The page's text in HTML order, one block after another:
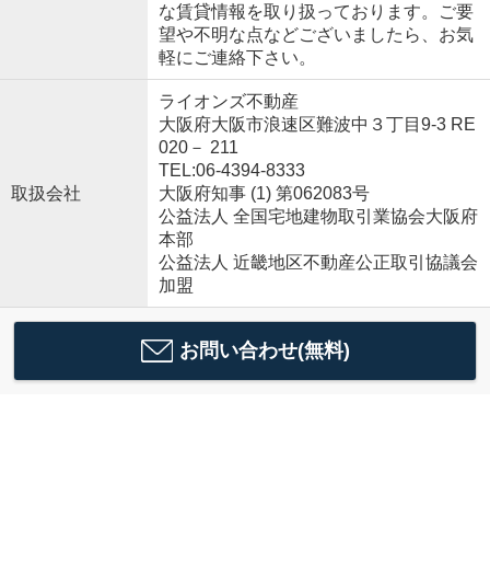
な賃貸情報を取り扱っております。ご要
望や不明な点などございましたら、お気
軽にご連絡下さい。
取扱会社
ライオンズ不動産
大阪府大阪市浪速区難波中３丁目9-3 RE
020－ 211
TEL:06-4394-8333
大阪府知事 (1) 第062083号
公益法人 全国宅地建物取引業協会大阪府
本部
公益法人 近畿地区不動産公正取引協議会
加盟
お問い合わせ(無料)